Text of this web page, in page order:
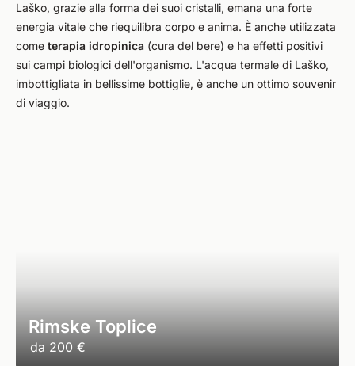
Laško, grazie alla forma dei suoi cristalli, emana una forte
energia vitale che riequilibra corpo e anima. È anche utilizzata
come terapia idropinica (cura del bere) e ha effetti positivi
sui campi biologici dell'organismo. L'acqua termale di Laško,
imbottigliata in bellissime bottiglie, è anche un ottimo souvenir
di viaggio.
Rimske Toplice
da 200 €